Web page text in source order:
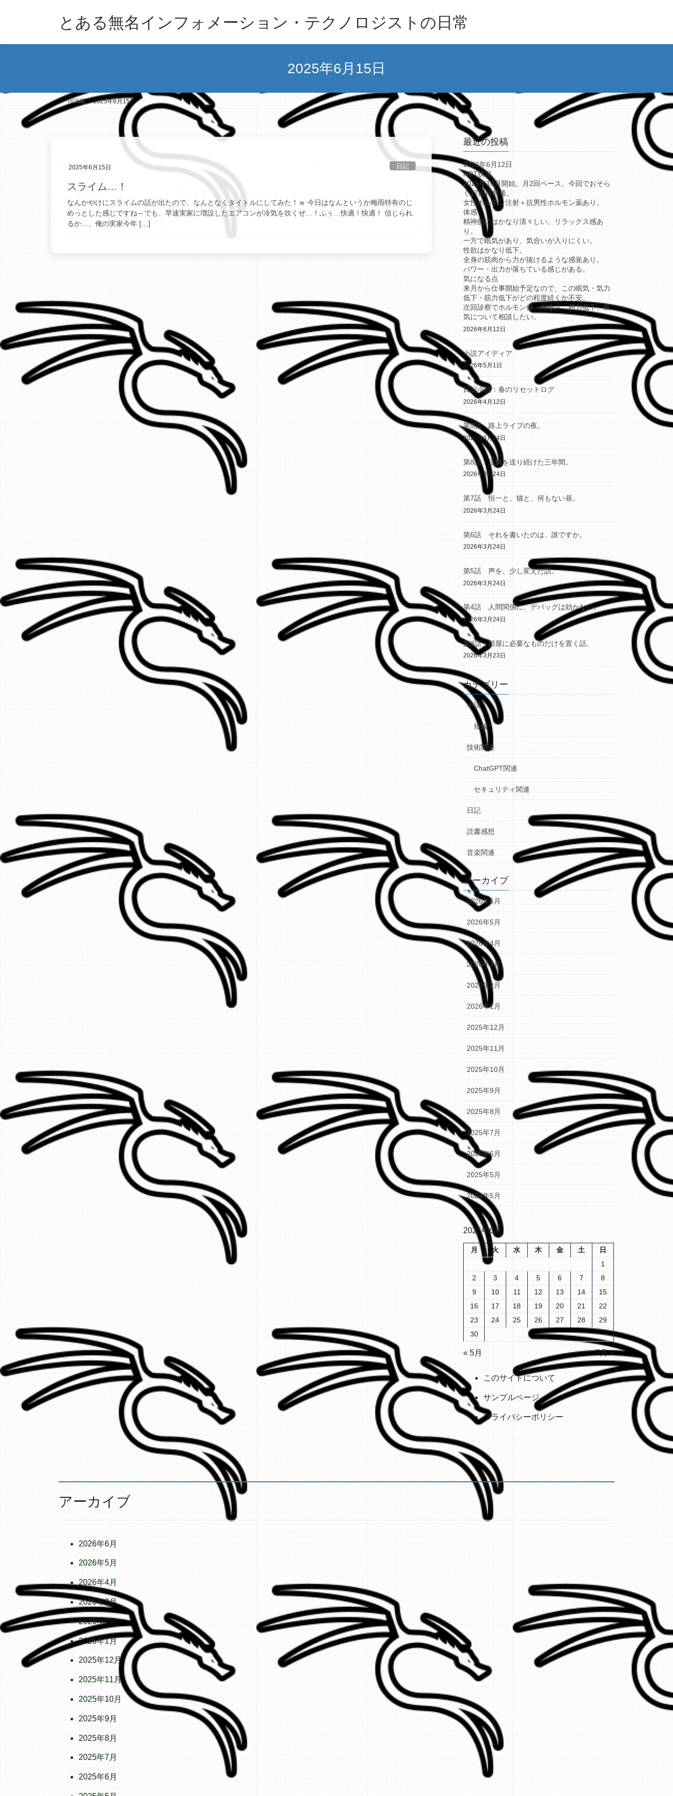
とある無名インフォメーション・テクノロジストの日常
2025年6月15日
HOME 2025年6月15日
2025年6月15日 日記
スライム…！
なんかやけにスライムの話が出たので、なんとなくタイトルにしてみた！ｗ 今日はなんというか梅雨特有のじ
めっとした感じですね～でも、早速実家に増設したエアコンが冷気を吹くぜ…！ふぅ…快適！快適！ 信じられ
るか…、俺の実家今年 […]
最近の投稿
2026年6月12日
HRT状況
2025年10月開始。月2回ペース。今回でおそら
く17回目前後。
女性ホルモン注射＋抗男性ホルモン薬あり。
体感
精神的にはかなり清々しい。リラックス感あ
り。
一方で眠気があり、気合いが入りにくい。
性欲はかなり低下。
全身の筋肉から力が抜けるような感覚あり。
パワー・出力が落ちている感じがある。
気になる点
来月から仕事開始予定なので、この眠気・気力
低下・筋力低下がどの程度続くか不安。
次回診察でホルモン値、だるさ、筋力低下、眠
気について相談したい。
2026年6月12日
小説アイディア
2026年5月1日
日記小説：春のリセットログ
2026年4月12日
第9話 路上ライブの夜。
2026年3月24日
第8話 正解を送り続けた三年間。
2026年3月24日
第7話 恒一と、猫と、何もない昼。
2026年3月24日
第6話 それを書いたのは、誰ですか。
2026年3月24日
第5話 声を、少し変えた話。
2026年3月24日
第4話 人間関係に、デバッグは効かない。
2026年3月24日
第3話 部屋に必要なものだけを置く話。
2026年3月23日
カテゴリー
小説
短編
技術関連
ChatGPT関連
セキュリティ関連
日記
読書感想
音楽関連
アーカイブ
2026年6月
2026年5月
2026年4月
2026年3月
2026年2月
2026年1月
2025年12月
2025年11月
2025年10月
2025年9月
2025年8月
2025年7月
2025年6月
2025年5月
2024年5月
2025年6月
月 火 水 木 金 土
日
1
2
3 4 5 6 7
8
9
10 11 12 13 14
15
16
17 18 19 20 21
22
23
24 25 26 27 28
29
30
« 5月 7月 »
このサイトについて
サンプルページ
プライバシーポリシー
アーカイブ
2026年6月
2026年5月
2026年4月
2026年3月
2026年2月
2026年1月
2025年12月
2025年11月
2025年10月
2025年9月
2025年8月
2025年7月
2025年6月